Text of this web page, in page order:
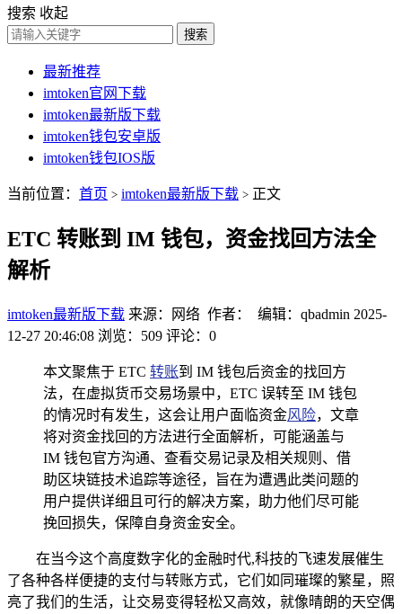
搜索 收起
搜索
最新推荐
imtoken官网下载
imtoken最新版下载
imtoken钱包安卓版
imtoken钱包IOS版
当前位置： 首页 > imtoken最新版下载 > 正文
ETC 转账到 IM 钱包，资金找回方法全
解析
imtoken最新版下载 来源：网络 作者： 编辑：qbadmin 2025-
12-27 20:46:08 浏览：509 评论：0
本文聚焦于 ETC 转账到 IM 钱包后资金的找回方
法，在虚拟货币交易场景中，ETC 误转至 IM 钱包
的情况时有发生，这会让用户面临资金风险，文章
将对资金找回的方法进行全面解析，可能涵盖与
IM 钱包官方沟通、查看交易记录及相关规则、借
助区块链技术追踪等途径，旨在为遭遇此类问题的
用户提供详细且可行的解决方案，助力他们尽可能
挽回损失，保障自身资金安全。
在当今这个高度数字化的金融时代,科技的飞速发展催生
了各种各样便捷的支付与转账方式，它们如同璀璨的繁星，照
亮了我们的生活，让交易变得轻松又高效，就像晴朗的天空偶